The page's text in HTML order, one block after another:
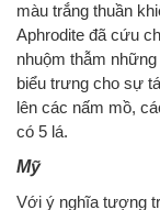
màu trắng thuần
Aphrodite đã cứu
nhuộm thẫm
biểu trưng cho sự
lên các nấm mồ,
có 5 lá.
Mỹ
Với ý nghĩa tượng